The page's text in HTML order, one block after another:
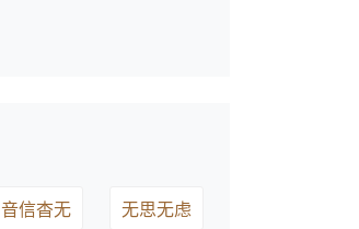
音信杳无 无思无虑